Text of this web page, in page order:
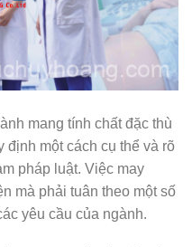
mang tính chất đặc thù
một cách cụ thể và rõ
pháp luật. Việc may
mà phải tuân theo một số
yêu cầu của ngành.